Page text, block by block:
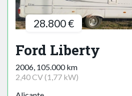
28.800 €
Ford Liberty
2006, 105.000 km
2,40 CV (1,77 kW)